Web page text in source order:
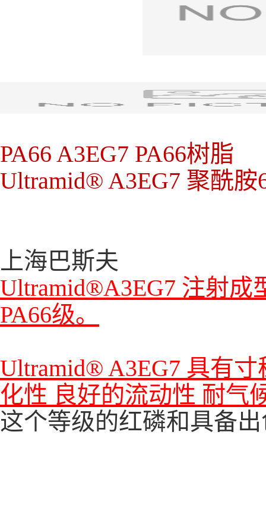
PA66 A3EG7 PA66树脂
Ultramid® A3EG7 聚酰胺
上海巴斯夫
Ultramid®A3EG7 注射成
PA66级。
Ultramid® A3EG7 具有寸
化性 良好的流动性 耐气
这个等级的红磷和具备